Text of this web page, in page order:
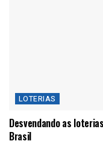
LOTERIAS
Desvendando as
Brasil